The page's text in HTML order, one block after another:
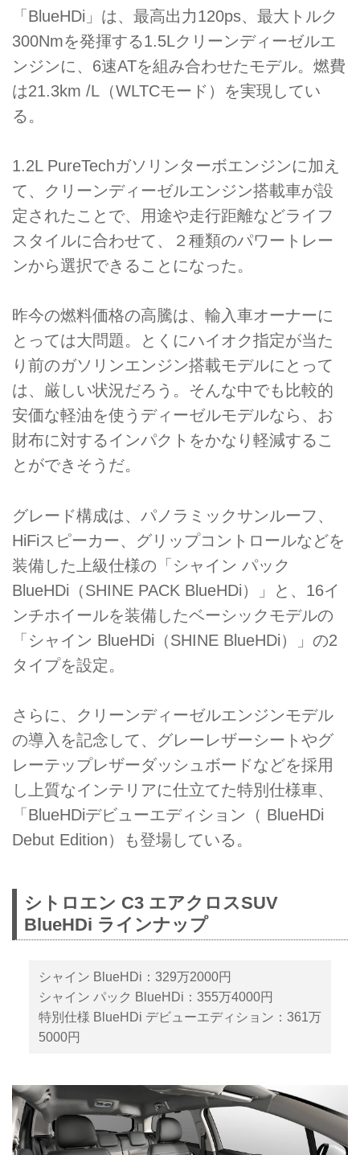
「BlueHDi」は、最高出力120ps、最大トルク
300Nmを発揮する1.5Lクリーンディーゼルエ
ンジンに、6速ATを組み合わせたモデル。燃費
は21.3km /L（WLTCモード）を実現してい
る。
1.2L PureTechガソリンターボエンジンに加え
て、クリーンディーゼルエンジン搭載車が設
定されたことで、用途や走行距離などライフ
スタイルに合わせて、２種類のパワートレー
ンから選択できることになった。
昨今の燃料価格の高騰は、輸入車オーナーに
とっては大問題。とくにハイオク指定が当た
り前のガソリンエンジン搭載モデルにとって
は、厳しい状況だろう。そんな中でも比較的
安価な軽油を使うディーゼルモデルなら、お
財布に対するインパクトをかなり軽減するこ
とができそうだ。
グレード構成は、パノラミックサンルーフ、
HiFiスピーカー、グリップコントロールなどを
装備した上級仕様の「シャイン パック
BlueHDi（SHINE PACK BlueHDi）」と、16イ
ンチホイールを装備したベーシックモデルの
「シャイン BlueHDi（SHINE BlueHDi）」の2
タイプを設定。
さらに、クリーンディーゼルエンジンモデル
の導入を記念して、グレーレザーシートやグ
レーテップレザーダッシュボードなどを採用
し上質なインテリアに仕立てた特別仕様車、
「BlueHDiデビューエディション（ BlueHDi
Debut Edition）も登場している。
シトロエン C3 エアクロスSUV
BlueHDi ラインナップ
シャイン BlueHDi：329万2000円
シャイン パック BlueHDi：355万4000円
特別仕様 BlueHDi デビューエディション：361万
5000円